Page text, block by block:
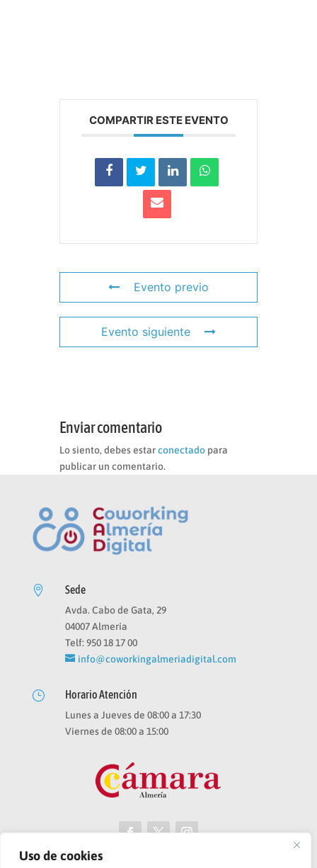
Uso de cookies
COMPARTIR ESTE EVENTO
Evento previo
Evento siguiente
Enviar comentario
Lo siento, debes estarconectado para
publicar un comentario.
 Sede
Avda. Cabo de Gata, 29
04007 Almería
Telf: 950 18 17 00
info@coworkingalmeriadigital.com
} Horario Atención
Lunes a Jueves de 08:00 a 17:30
Viernes de 08:00 a 15:00